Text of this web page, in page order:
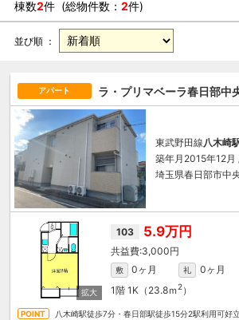
棟数2件 (総物件数： 2件)
並び順 ：
アパート ラ・プリマベーラ春日部中
東武野田線八木崎
築年月2015年12月
埼玉県春日部市中
103 5.9万円
3,000円
敷 0ヶ月 礼
0ヶ月
1階 1K（23.8ｍ2）
八木崎駅徒歩7分・春日部駅徒歩15分2駅利用可好